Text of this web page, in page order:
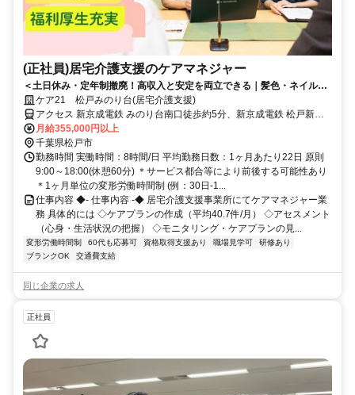
(正社員)居宅介護支援のケアマネジャー
＜土日休み・定年制撤廃！高収入と安定を両立できる｜髪色・ネイルな
ど身だしなみ自由！（規定有）＞「しっかり稼ぎたい」も「長く働きた
い」も、東証スタンダード上場のケア21なら叶います。専門部署のサポ
ート体制も万全です♪
ケア21 松戸みのり台(居宅介護支援)
アクセス 新京成電鉄 みのり台南口徒歩約5分、新京成電鉄 松戸新田
南口徒歩約13分、新京成電鉄 八柱南口徒歩約15分 新京成線「みのり
台」駅から徒歩5分
月給355,000円以上
千葉県松戸市
勤務時間 実働時間：8時間/日 平均勤務日数：1ヶ月あたり22日 原則
9:00～18:00(休憩60分) ＊サービス都合等により前後する可能性あり
＊1ヶ月単位の変形労働時間制 (例：30日-1...
仕事内容 ◆- 仕事内容 -◆ 居宅介護支援事業所にてケアマネジャー業
務 具体的には ◇ケアプランの作成（平均40.7件/月） ◇アセスメント
（心身・生活状況の把握） ◇モニタリング・ケアプランの見...
変形労働時間制 60代も応募可 資格取得支援あり 職場見学可
研修あり
ブランクOK
交通費支給
同じ企業の求人
正社員